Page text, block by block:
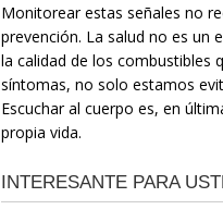
Monitorear estas señales no
prevención. La salud no es un
la calidad de los combustibles
síntomas, no solo estamos
Escuchar al cuerpo es, en
propia vida.